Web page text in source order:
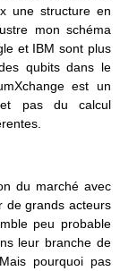
une structure en
mon schéma
et IBM sont plus
qubits dans le
est un
et pas du calcul
du marché avec
de grands acteurs
peu probable
leur branche de
pourquoi pas